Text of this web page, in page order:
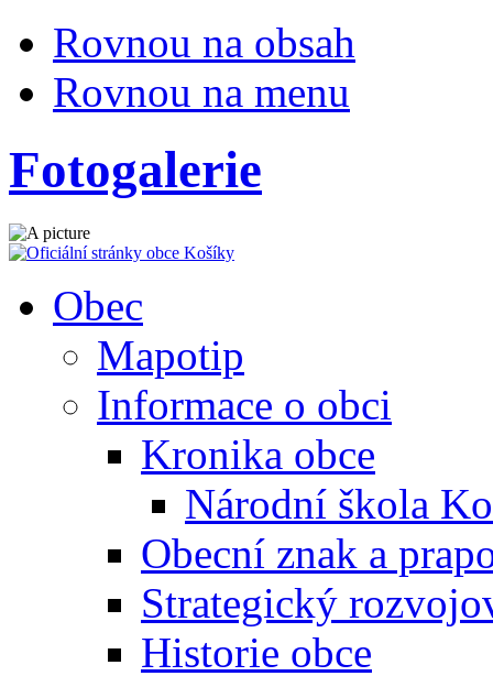
Rovnou na obsah
Rovnou na menu
Fotogalerie
Obec
Mapotip
Informace o obci
Kronika obce
Národní škola
Obecní znak a
Strategický
Historie obce